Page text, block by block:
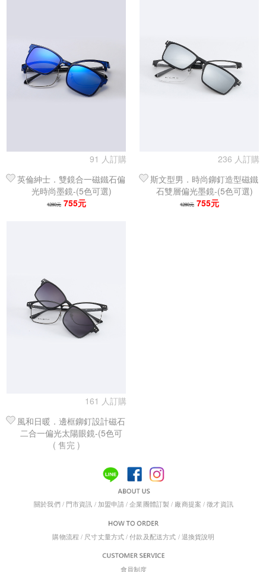
91 人訂購
英倫紳士．雙鏡合一磁鐵石偏
光時尚墨鏡-(5色可選)
1280元 755元
236 人訂購
斯文型男．時尚鉚釘造型磁鐵
石雙層偏光墨鏡-(5色可選)
1280元 755元
161 人訂購
風和日暖．邊框鉚釘設計磁石
二合一偏光太陽眼鏡-(5色可
選)
( 售完 )